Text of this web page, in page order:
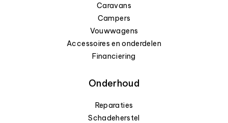
Caravans
Campers
Vouwwagens
Accessoires en onderdelen
Financiering
Onderhoud
Reparaties
Schadeherstel